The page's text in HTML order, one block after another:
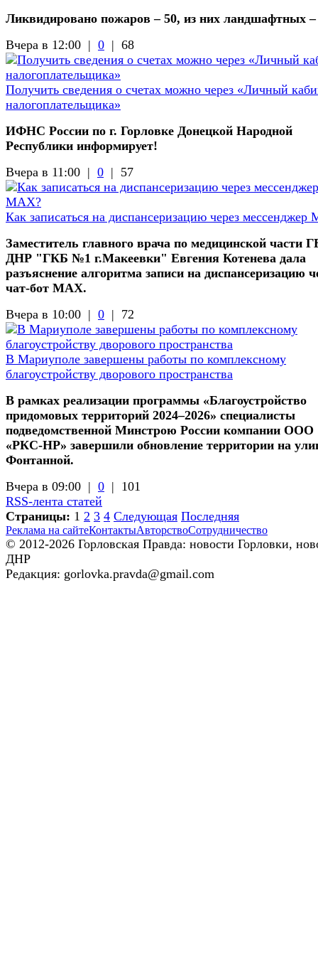
Ликвидировано пожаров – 50, из них ландшафтных –
Вчера в 12:00 | 0 | 68
Получить сведения о счетах можно через «Личный
налогоплательщика»
ИФНС России по г. Горловке Донецкой Народной
Республики информирует!
Вчера в 11:00 | 0 | 57
Как записаться на диспансеризацию через
Заместитель главного врача по медицинской части
ДНР "ГКБ №1 г.Макеевки" Евгения Котенева дала
разъяснение алгоритма записи на диспансеризацию
чат-бот МАХ.
Вчера в 10:00 | 0 | 72
В Мариуполе завершены работы по комплексному
благоустройству дворового пространства
В рамках реализации программы «Благоустройство
придомовых территорий 2024–2026» специалисты
подведомственной Минстрою России компании ООО
«РКС-НР» завершили обновление территории на
Фонтанной.
Вчера в 09:00 | 0 | 101
RSS-лента статей
Страницы: 1 2 3 4 Следующая Последняя
Реклама на сайтеКонтактыАвторствоСотрудничество
© 2012-2026 Горловская Правда: новости Горловки,
ДНР
Редакция: gorlovka.pravda@gmail.com